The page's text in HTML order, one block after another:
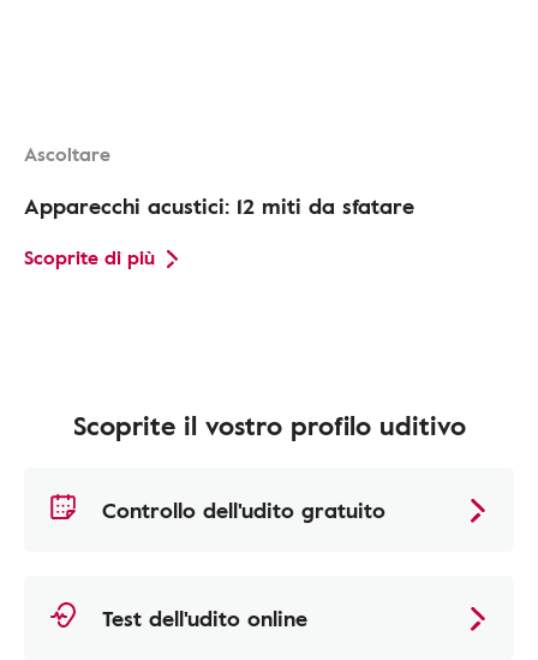
Ascoltare
Apparecchi acustici: 12 miti da sfatare
Scoprite di più
Scoprite il vostro profilo uditivo
Controllo dell'udito gratuito
Test dell'udito online